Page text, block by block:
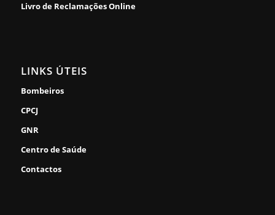
Livro de Reclamações Online
LINKS ÚTEIS
Bombeiros
CPCJ
GNR
Centro de Saúde
Contactos